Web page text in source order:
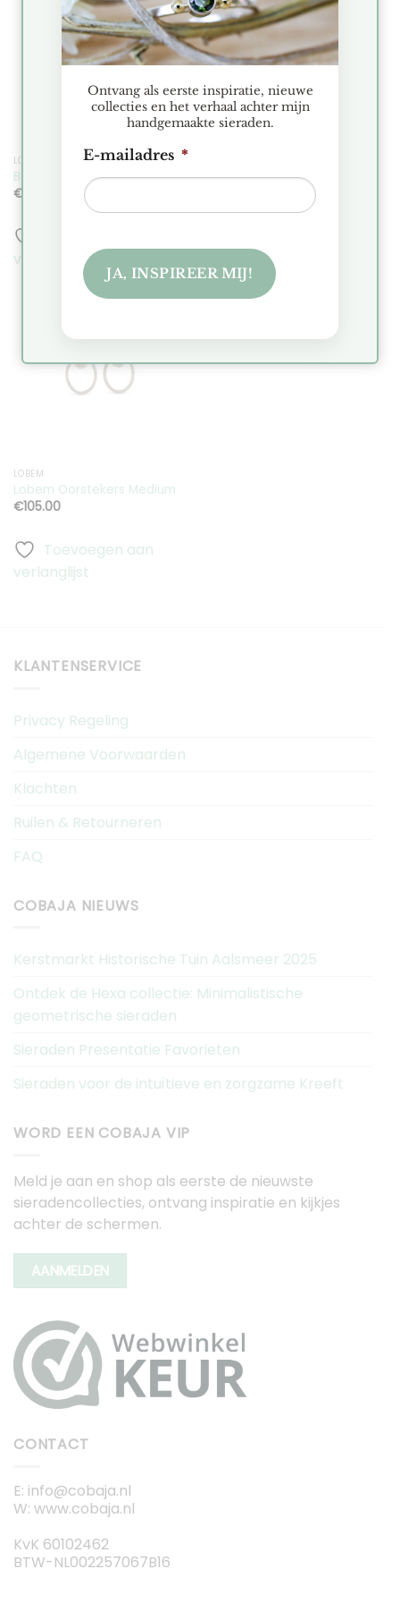
Toevoegen
aan
LOBEM
Bloemen Ring Klein Parel
€
verlanglijst
Toevoegen
aan
Lobem Ring Medium
verlanglijst
Toevoegen
verlanglijst
LOBEM
Lobem Oorstekers Medium
€105.00
Toevoegen aan
verlanglijst
KLANTENSERVICE
Privacy Regeling
Algemene Voorwaarden
Klachten
Ruilen & Retourneren
FAQ
COBAJA NIEUWS
Kerstmarkt Historische Tuin Aalsmeer 2025
Ontdek de Hexa collectie: Minimalistische
geometrische sieraden
Sieraden Presentatie Favorieten
Sieraden voor de intuïtieve en zorgzame Kreeft
WORD EEN COBAJA VIP
Meld je aan en shop als eerste de nieuwste
sieradencollecties, ontvang inspiratie en kijkjes
achter de schermen.
AANMELDEN
CONTACT
E: info@cobaja.nl
W: www.cobaja.nl
KvK 60102462
BTW-NL002257067B16
Ontvang als eerste inspiratie, nieuwe
collecties en het verhaal achter mijn
handgemaakte sieraden.
E-mailadres *
JA, INSPIREER MIJ!